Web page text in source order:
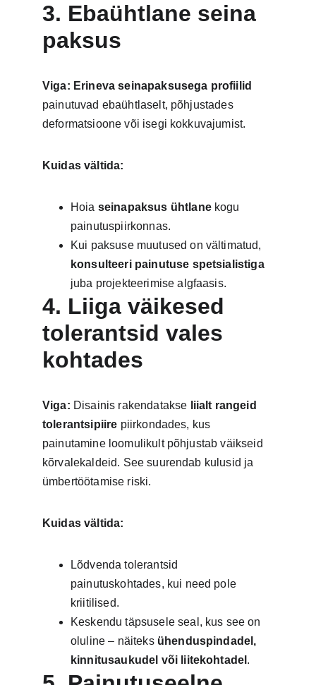
3. Ebaühtlane seina
paksus
Viga: Erineva seinapaksusega profiilid
painutuvad ebaühtlaselt, põhjustades
deformatsioone või isegi kokkuvajumist.
Kuidas vältida:
Hoia seinapaksus ühtlane kogu
painutuspiirkonnas.
Kui paksuse muutused on vältimatud,
konsulteeri painutuse spetsialistiga
juba projekteerimise algfaasis.
4. Liiga väikesed
tolerantsid vales
kohtades
Viga: Disainis rakendatakse liialt rangeid
tolerantsipiire piirkondades, kus
painutamine loomulikult põhjustab väikseid
kõrvalekaldeid. See suurendab kulusid ja
ümbertöötamise riski.
Kuidas vältida:
Lõdvenda tolerantsid
painutuskohtades, kui need pole
kriitilised.
Keskendu täpsusele seal, kus see on
oluline – näiteks ühenduspindadel,
kinnitusaukudel või liitekohtadel .